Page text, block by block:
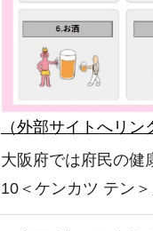
（外部サイトへリ
大阪府では府民の健
10＜ケンカツ テン